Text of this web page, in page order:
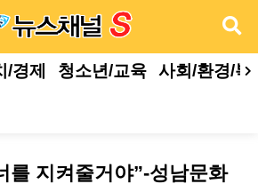
/경제 청소년/교육 사회/환경/복
를 지켜줄거야”-성남문화